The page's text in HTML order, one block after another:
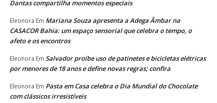
Dantas compartilha momentos especiais
Eleonora Em Mariana Souza apresenta a Adega Âmbar na
CASACOR Bahia: um espaço sensorial que celebra o tempo, o
afeto e os encontros
Eleonora Em Salvador proíbe uso de patinetes e bicicletas elétricas
por menores de 18 anos e define novas regras; confira
Eleonora Em Pasta em Casa celebra o Dia Mundial do Chocolate
com clássicos irresistíveis